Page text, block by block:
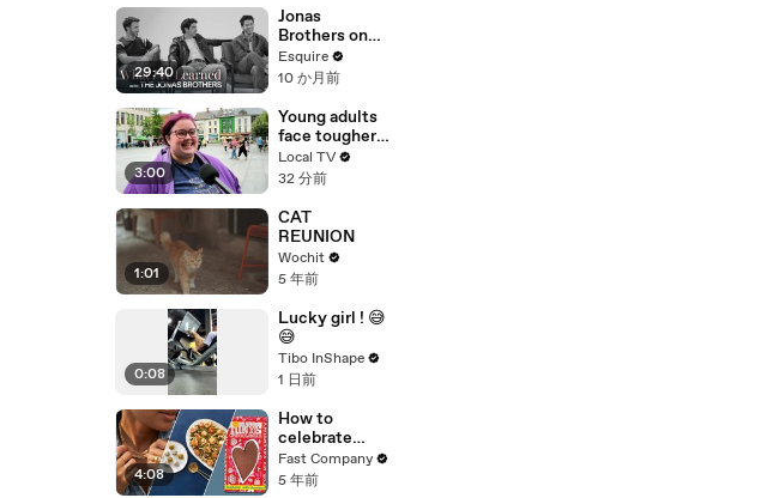
Culkin,
Matthew
Macfadyen,
Nicholas
Braun
29:40
Jonas
Brothers on
Fatherhood,
Fame, and
of Music |
What I've
Learned |
Esquire
Esquire
10 か月前
3:00
Young adults
face tougher
housing and
work
Local TV
32 分前
1:01
CAT
REUNION
Wochit
5 年前
0:08
Lucky girl ! 😅
😅
Tibo InShape
1 日前
4:08
How to
celebrate
non-romantic
love this
Fast Company
5 年前